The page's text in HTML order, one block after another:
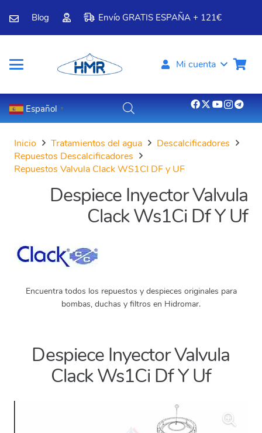
Blog Envío GRATIS ESPAÑA + 121€
Mi cuenta
Español ▼
Inicio Tratamientos del agua
Descalcificadores
Repuestos Descalcificadores
Repuestos Valvula Clack WS1CI DF y UF
Despiece Inyector Valvula
Clack Ws1Ci Df Y Uf
Encuentra todos los repuestos y despieces originales para
bombas, duchas y filtros en Hidromar.
Despiece Inyector Valvula
Clack Ws1Ci Df Y Uf